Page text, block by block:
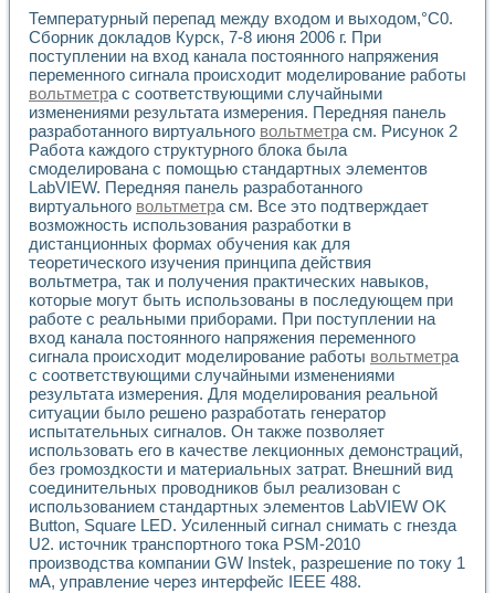
Лабораторный электрический импедансный томограф на
Микрозондовая система для характеризации
Метод траекторий в исследовании
Промышленная автоматизация
Автоматизация технологических процессов получения
Использование систем технического зрения для контроля
Исследование электромагнитных переходных процессов
Применение LabVIEW при разработке обучающих
Разработка виртуальных тренажеров путем
Система блокировок, сигнализации и защиты ускорителя
Система сбора данных и управления процессом
Управление температурой газовой среды специальной
Разработка программного обеспечения с
Использование технологий NATIONAL INSTRUMENTS
Оборудование для промышленной термотрансферной
Автоматизация реометрических исследований на базе
Применение измерителя иммитанса для исследова¬ния
Исследование электромагнитных переходных процессов
Стенд для исследования электрических переходных
Автоматизация контроля сварных швов на базе
Измерительный контроль с применением
Моделирование надежности и эффективности систем
Лабораторные практикумы и учебные стенды
Автоматизация лабораторного стенда по измерению
Автоматизированные лабораторные комплексы для
Виртуальный прибор для исследования нелинейных
Использование виртуальных приборов в процесе
Использование программ ELECTRONICS WORKBENCH-
Температурный перепад между входом и выходом,°С0.
Сборник докладов Курск, 7-8 июня 2006 г. При
поступлении на вход канала постоянного напряжения
переменного сигнала происходит моделирование работы
вольтметра с соответствующими случайными
изменениями результата измерения. Передняя панель
разработанного виртуального вольтметра см. Рисунок 2
Работа каждого структурного блока была
смоделирована с помощью стандартных элементов
LabVIEW. Передняя панель разработанного
виртуального вольтметра см. Все это подтверждает
возможность использования разработки в
дистанционных формах обучения как для
теоретического изучения принципа действия
вольтметра, так и получения практических навыков,
которые могут быть использованы в последующем при
работе с реальными приборами. При поступлении на
вход канала постоянного напряжения переменного
сигнала происходит моделирование работы вольтметра
с соответствующими случайными изменениями
результата измерения. Для моделирования реальной
ситуации было решено разработать генератор
испытательных сигналов. Он также позволяет
использовать его в качестве лекционных демонстраций,
без громоздкости и материальных затрат. Внешний вид
соединительных проводников был реализован с
использованием стандартных элементов LabVIEW OK
Button, Square LED. Усиленный сигнал снимать с гнезда
U2. источник транспортного тока PSM-2010
производства компании GW Instek, разрешение по току 1
мА, управление через интерфейс IEEE 488.